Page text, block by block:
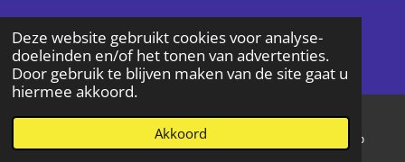
Deze website gebruikt cookies voor analyse-
doeleinden en/of het tonen van advertenties.
Door gebruik te blijven maken van de site gaat u
hiermee akkoord.
Akkoord
© 2024 wandelclubde bollekens
Wandelsport Vlaanderen 4018
Telefoonnummer WhatsApp